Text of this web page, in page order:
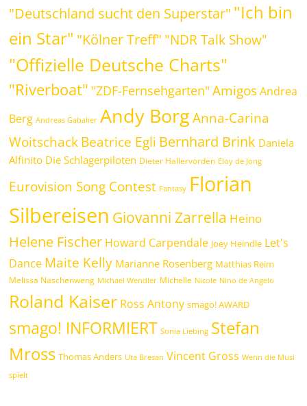
"Deutschland sucht den Superstar" "Ich bin
ein Star" "Kölner Treff" "NDR Talk Show"
"Offizielle Deutsche Charts"
"Riverboat" "ZDF-Fernsehgarten" Amigos Andrea
Berg Andreas Gabalier Andy Borg Anna-Carina
WoitschackBeatrice Egli Bernhard Brink Daniela
Alfinito Die Schlagerpiloten Dieter Hallervorden Eloy de Jong
Eurovision Song Contest Fantasy Florian
Silbereisen Giovanni Zarrella Heino
Helene Fischer Howard Carpendale Joey Heindle Let's
Dance Maite Kelly Marianne Rosenberg Matthias Reim
Melissa Naschenweng Michael Wendler Michelle Nicole Nino de Angelo
Roland Kaiser Ross Antony smago! AWARD
smago! INFORMIERT Sonia Liebing Stefan
Mross Thomas Anders Uta Bresan Vincent Gross Wenn die Musi
spielt